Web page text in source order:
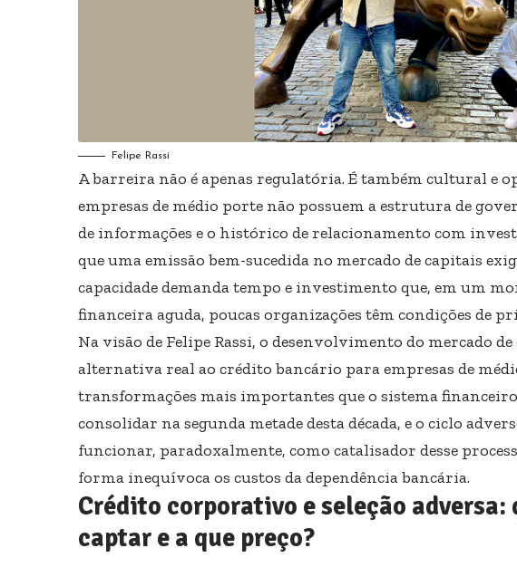
Felipe Rassi
A barreira não é apenas regulatória. É também cultural e
empresas de médio porte não possuem a estrutura de
de informações e o histórico de relacionamento com
que uma emissão bem-sucedida no mercado de capitais
capacidade demanda tempo e investimento que, em um
financeira aguda, poucas organizações têm condições de
Na visão de Felipe Rassi, o desenvolvimento do mercado
alternativa real ao crédito bancário para empresas de
transformações mais importantes que o sistema
consolidar na segunda metade desta década, e o ciclo
funcionar, paradoxalmente, como catalisador desse
forma inequívoca os custos da dependência bancária.
Crédito corporativo e seleção adversa:
captar e a que preço?